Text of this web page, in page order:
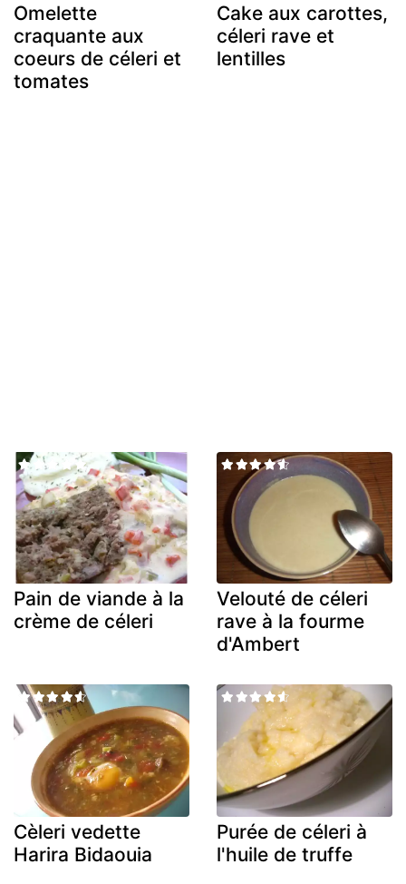
Omelette
craquante aux
coeurs de céleri et
tomates
Cake aux carottes,
céleri rave et
lentilles
Pain de viande à la
crème de céleri
Velouté de céleri
rave à la fourme
d'Ambert
Cèleri vedette
Harira Bidaouia
Purée de céleri à
l'huile de truffe